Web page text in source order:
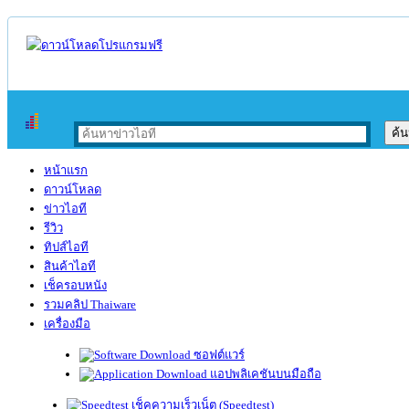
หน้าแรก
ดาวน์โหลด
ข่าวไอที
รีวิว
ทิปส์ไอที
สินค้าไอที
เช็ครอบหนัง
รวมคลิป Thaiware
เครื่องมือ
ซอฟต์แวร์
แอปพลิเคชันบนมือถือ
เช็คความเร็วเน็ต (Speedtest)